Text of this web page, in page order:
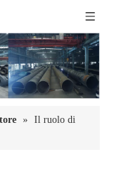
» Il ruolo di